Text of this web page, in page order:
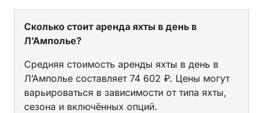
Сколько стоит аренда яхты в день в
Л’Амполье?
Средняя стоимость аренды яхты в день в
Л’Амполье составляет 74 602 ₽. Цены могут
варьироваться в зависимости от типа яхты,
сезона и включённых опций.